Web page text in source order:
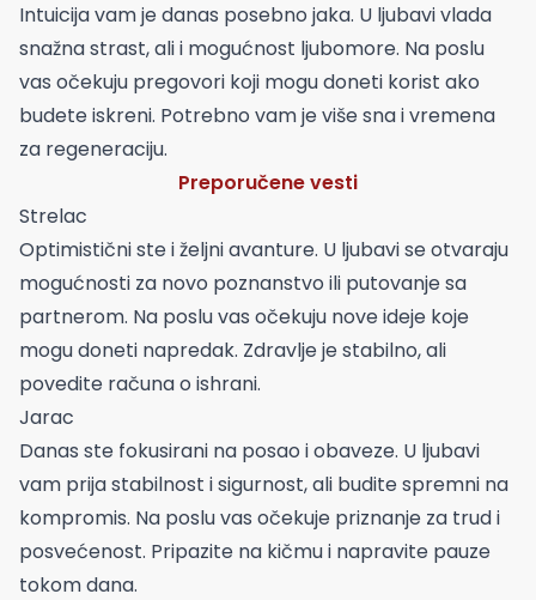
Intuicija vam je danas posebno jaka. U ljubavi vlada
snažna strast, ali i mogućnost ljubomore. Na poslu
vas očekuju pregovori koji mogu doneti korist ako
budete iskreni. Potrebno vam je više sna i vremena
za regeneraciju.
Preporučene vesti
Strelac
Optimistični ste i željni avanture. U ljubavi se otvaraju
mogućnosti za novo poznanstvo ili putovanje sa
partnerom. Na poslu vas očekuju nove ideje koje
mogu doneti napredak. Zdravlje je stabilno, ali
povedite računa o ishrani.
Jarac
Danas ste fokusirani na posao i obaveze. U ljubavi
vam prija stabilnost i sigurnost, ali budite spremni na
kompromis. Na poslu vas očekuje priznanje za trud i
posvećenost. Pripazite na kičmu i napravite pauze
tokom dana.